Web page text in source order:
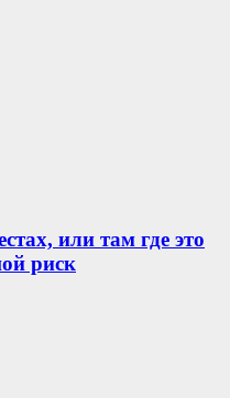
или там где это
риск